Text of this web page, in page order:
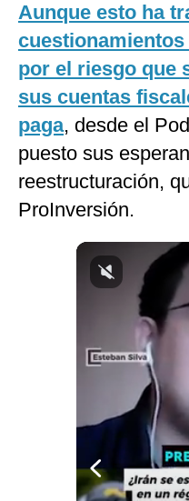
Podcast
Gestión TV
Videos
Fotogalerías
gestion.pe
Frecuentes
Aunque esto ha
por el riesgo que
sus cuentas
paga, desde el
puesto sus
reestructuración,
ProInversión.